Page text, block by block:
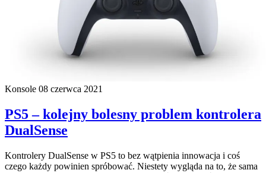
Konsole 08 czerwca 2021
PS5 – kolejny bolesny problem kontrolera
DualSense
Kontrolery DualSense w PS5 to bez wątpienia innowacja i coś
czego każdy powinien spróbować. Niestety wygląda na to, że sama